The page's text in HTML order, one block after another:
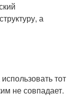
а
тот
не совпадает.